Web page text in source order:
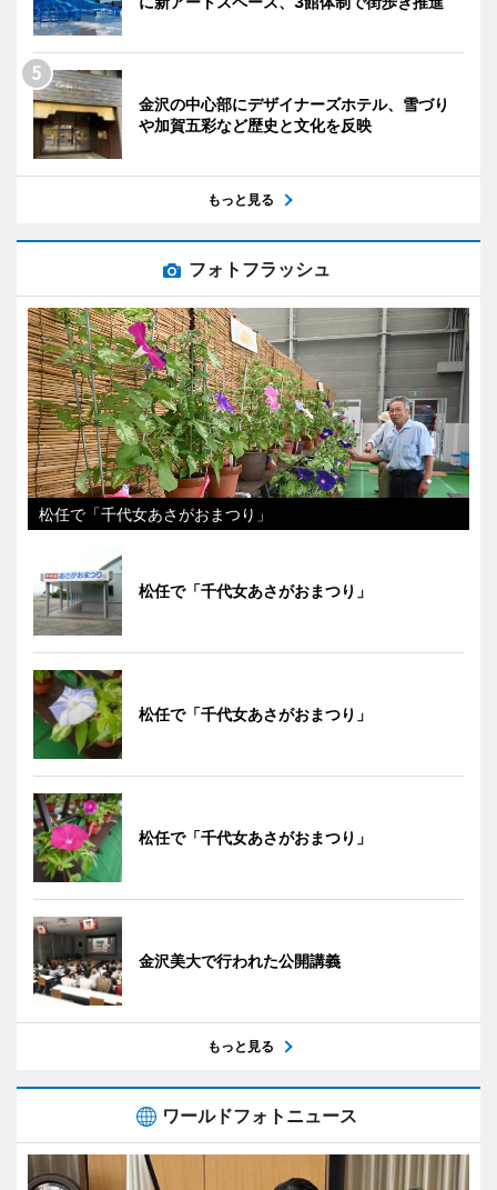
金沢の中心部にデザイナーズホテル、雪づり
や加賀五彩など歴史と文化を反映
もっと見る
フォトフラッシュ
松任で「千代女あさがおまつり」
松任で「千代女あさがおまつり」
松任で「千代女あさがおまつり」
松任で「千代女あさがおまつり」
金沢美大で行われた公開講義
もっと見る
ワールドフォトニュース